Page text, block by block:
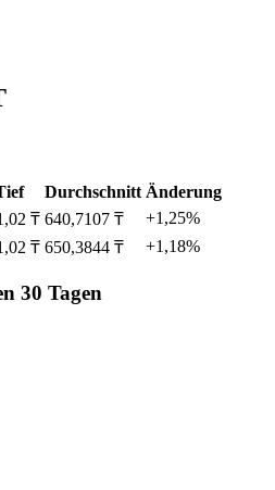
Durchschnitt Änderung
₸ 640,7107 ₸
+1,25%
₸ 650,3844 ₸ +1,18%
30 Tagen